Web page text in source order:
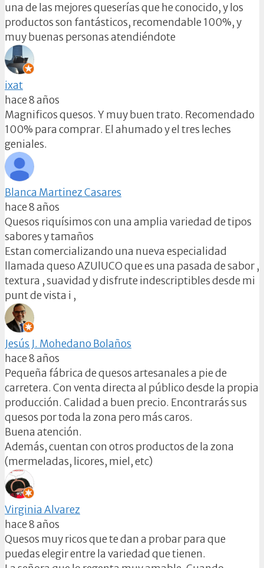
una de las mejores queserías que he conocido, y los
productos son fantásticos, recomendable 100%, y
muy buenas personas atendiéndote
ixat
hace 8 años
Magnificos quesos. Y muy buen trato. Recomendado
100% para comprar. El ahumado y el tres leches
geniales.
Blanca Martinez Casares
hace 8 años
Quesos riquísimos con una amplia variedad de tipos
sabores y tamaños
Estan comercializando una nueva especialidad
llamada queso AZUlUCO que es una pasada de sabor ,
textura , suavidad y disfrute indescriptibles desde mi
punt de vista i ,
Jesús J. Mohedano Bolaños
hace 8 años
Pequeña fábrica de quesos artesanales a pie de
carretera. Con venta directa al público desde la propia
producción. Calidad a buen precio. Encontrarás sus
quesos por toda la zona pero más caros.
Buena atención.
Además, cuentan con otros productos de la zona
(mermeladas, licores, miel, etc)
Virginia Alvarez
hace 8 años
Quesos muy ricos que te dan a probar para que
puedas elegir entre la variedad que tienen.